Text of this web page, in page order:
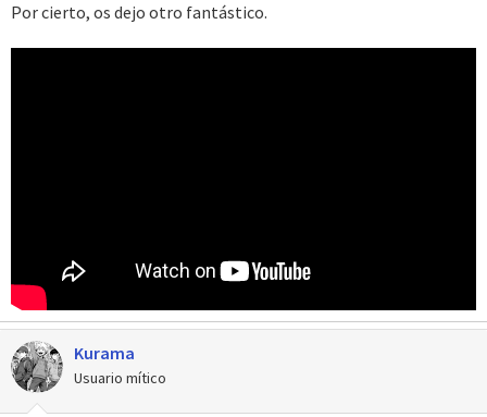
Por cierto, os dejo otro fantástico.
Kurama
Usuario mítico